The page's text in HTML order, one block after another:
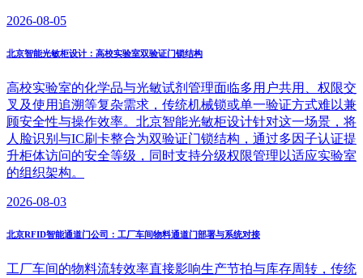
2026-08-05
北京智能光敏柜设计：高校实验室双验证门锁结构
高校实验室的化学品与光敏试剂管理面临多用户共用、权限交
叉及使用追溯等复杂需求，传统机械锁或单一验证方式难以兼
顾安全性与操作效率。北京智能光敏柜设计针对这一场景，将
人脸识别与IC刷卡整合为双验证门锁结构，通过多因子认证提
升柜体访问的安全等级，同时支持分级权限管理以适应实验室
的组织架构。
2026-08-03
北京RFID智能通道门公司：工厂车间物料通道门部署与系统对接
工厂车间的物料流转效率直接影响生产节拍与库存周转，传统